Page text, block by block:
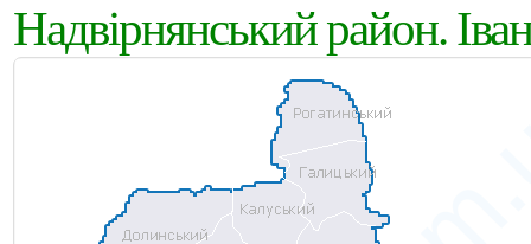
Надвірнянський район.